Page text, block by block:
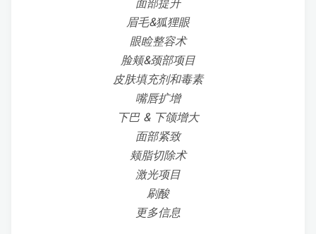
眉毛&狐狸眼
眼睑整容术
脸颊&颈部项目
皮肤填充剂和毒素
嘴唇扩增
下巴 & 下颌增大
面部紧致
颊脂切除术
激光项目
刷酸
更多信息